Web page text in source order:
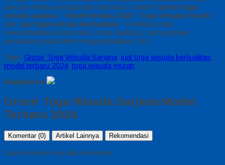
pencari melalui penggunaan kata kunci seperti “grosir toga
wisuda sarjana,” “model terbaru 2024,” “toga wisuda murah,”
dan “jual toga wisuda berkualitas.” Pastikan untuk
menambahkan internal link, meta deskripsi, serta gambar
pendukung untuk lebih mengoptimalkan SEO.
Tags: Grosir Toga Wisuda Sarjana, jual toga wisuda berkualitas,
model terbaru 2024, toga wisuda murah
Bagikan ke
Grosir Toga Wisuda Sarjana Model
Terbaru 2024
Komentar (0) Artikel Lainnya Rekomendasi
Saat ini belum tersedia komentar.